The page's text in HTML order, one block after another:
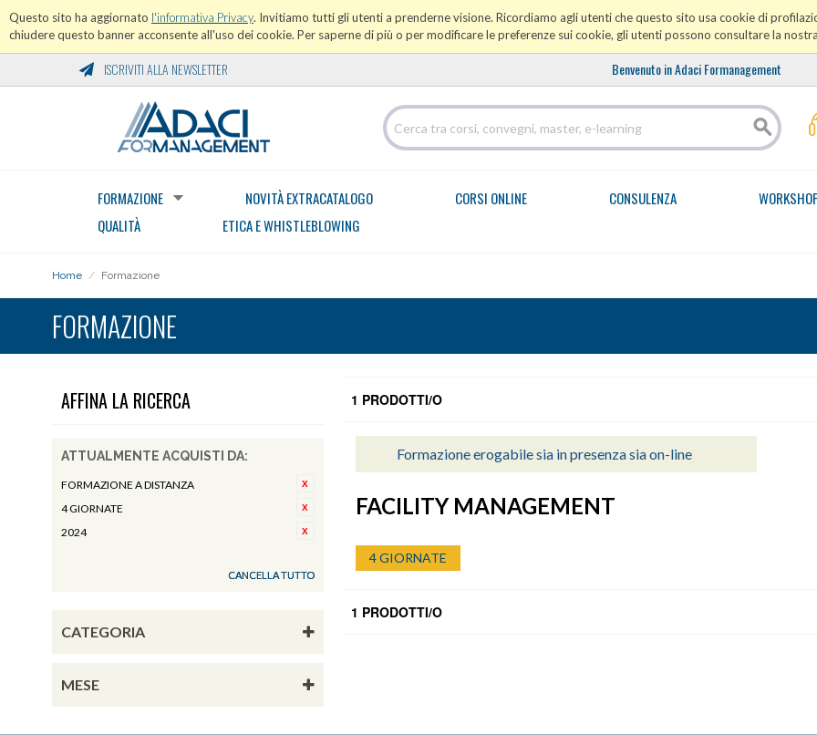
Questo sito ha aggiornato l'informativa Privacy. Invitiamo tutti gli utenti a prenderne visione. Ricordiamo agli utenti che questo sito usa cookie di
chiudere questo banner acconsente all'uso dei cookie. Per saperne di più o per modificare le preferenze sui cookie, gli utenti possono consultare la nostra
ISCRIVITI ALLA NEWSLETTER Benvenuto in Adaci Formanagement
FORMAZIONE NOVITÀ EXTRACATALOGO CORSI ONLINE CONSULENZA
QUALITÀ
ETICA E WHISTLEBLOWING
Home / Formazione
FORMAZIONE
AFFINA LA RICERCA
ATTUALMENTE ACQUISTI DA:
FORMAZIONE A DISTANZA
4 GIORNATE
2024
CANCELLA TUTTO
CATEGORIA
MESE
1 PRODOTTI/O
Formazione erogabile sia in presenza sia on-line
FACILITY MANAGEMENT
4 GIORNATE
1 PRODOTTI/O